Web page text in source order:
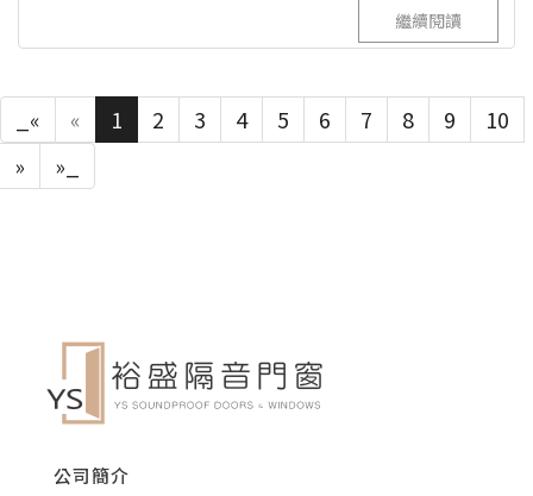
繼續閱讀
_« « 1 2 3 4 5 6 7 8 9
10
»
»_
公司簡介